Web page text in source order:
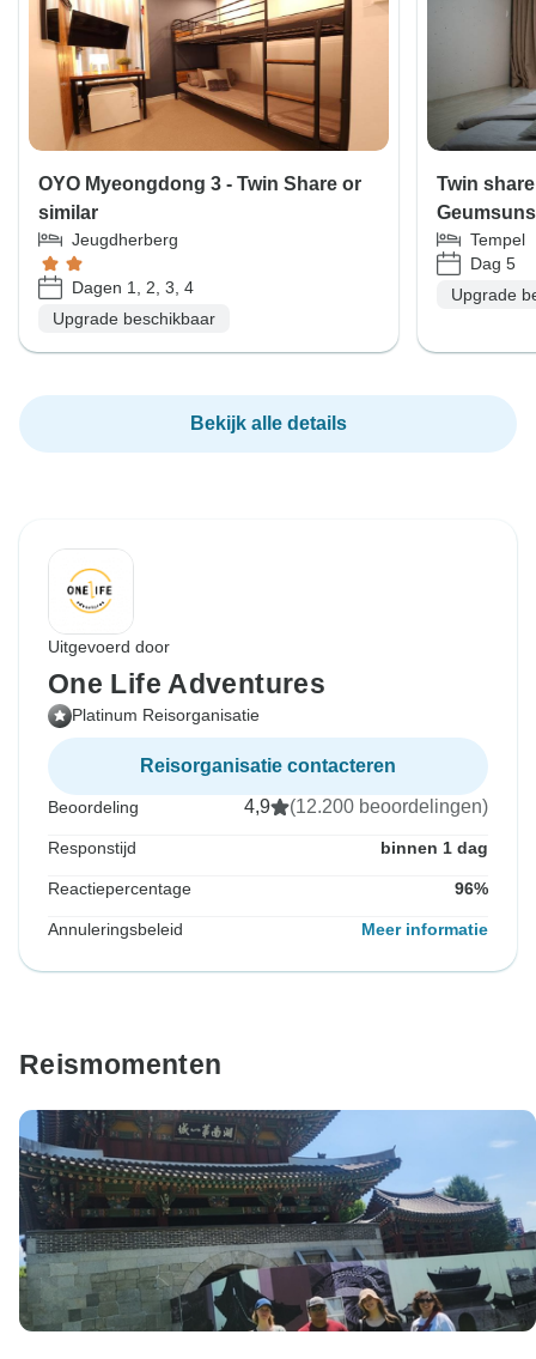
OYO Myeongdong 3 - Twin Share or
similar
Jeugdherberg
Dagen 1, 2, 3, 4
Upgrade beschikbaar
Twin
Tempel
Dag 5
Upgrade
Bekijk alle details
Uitgevoerd door
One Life Adventures
Platinum Reisorganisatie
Reisorganisatie contacteren
Beoordeling 4,9 (12.200 beoordelingen)
Responstijd binnen 1 dag
Reactiepercentage 96%
Annuleringsbeleid Meer informatie
Reismomenten